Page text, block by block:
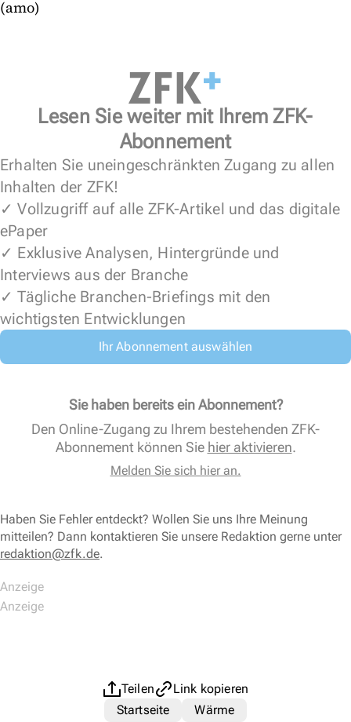
(amo)
Lesen Sie weiter mit Ihrem ZFK-
Abonnement
Erhalten Sie uneingeschränkten Zugang zu allen
Inhalten der ZFK!
✓ Vollzugriff auf alle ZFK-Artikel und das digitale
ePaper
✓ Exklusive Analysen, Hintergründe und
Interviews aus der Branche
✓ Tägliche Branchen-Briefings mit den
wichtigsten Entwicklungen
Ihr Abonnement auswählen
Sie haben bereits ein Abonnement?
Den Online-Zugang zu Ihrem bestehenden ZFK-
Abonnement können Sie hier aktivieren.
Melden Sie sich hier an.
Haben Sie Fehler entdeckt? Wollen Sie uns Ihre Meinung
mitteilen? Dann kontaktieren Sie unsere Redaktion gerne unter
redaktion@zfk.de.
Teilen
Link kopieren
Startseite
Wärme